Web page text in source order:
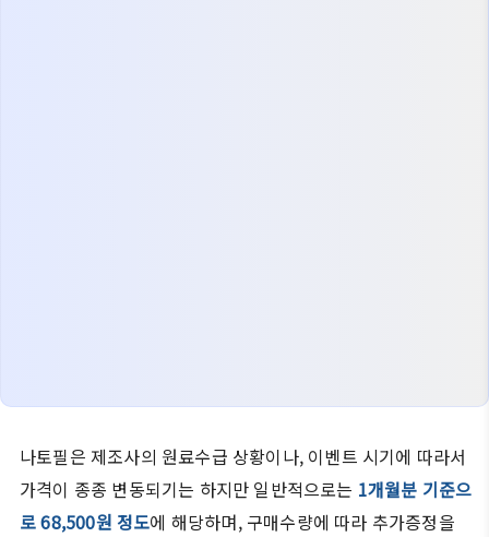
나토필은 제조사의 원료수급 상황이나, 이벤트 시기에 따라서
가격이 종종 변동되기는 하지만 일반적으로는 1개월분 기준으
로 68,500원 정도에 해당하며, 구매수량에 따라 추가증정을